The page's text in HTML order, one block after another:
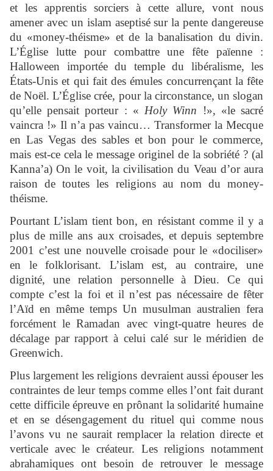
et les apprentis sorciers à cette allure, vont nous
amener avec un islam aseptisé sur la pente dangereuse
du «money-théisme» et de la banalisation du divin.
L’Église lutte pour combattre une fête païenne :
Halloween importée du temple du libéralisme, les
États-Unis et qui fait des émules concurrençant la fête
de Noël. L’Église crée, pour la circonstance, un slogan
qu’elle pensait porteur : « Holy Winn !», «le sacré
vaincra !» Il n’a pas vaincu… Transformer la Mecque
en Las Vegas des sables et bon pour le commerce,
mais est-ce cela le message originel de la sobriété ? (al
Kanna’a) On le voit, la civilisation du Veau d’or aura
raison de toutes les religions au nom du money-
théisme.
Pourtant L’islam tient bon, en résistant comme il y a
plus de mille ans aux croisades, et depuis septembre
2001 c’est une nouvelle croisade pour le «dociliser»
en le folklorisant. L’islam est, au contraire, une
dignité, une relation personnelle à Dieu. Ce qui
compte c’est la foi et il n’est pas nécessaire de fêter
l’Aïd en même temps Un musulman australien fera
forcément le Ramadan avec vingt-quatre heures de
décalage par rapport à celui calé sur le méridien de
Greenwich.
Plus largement les religions devraient aussi épouser les
contraintes de leur temps comme elles l’ont fait durant
cette difficile épreuve en prônant la solidarité humaine
et en se désengagement du rituel qui comme nous
l’avons vu ne saurait remplacer la relation directe et
verticale avec le créateur. Les religions notamment
abrahamiques ont besoin de retrouver le message